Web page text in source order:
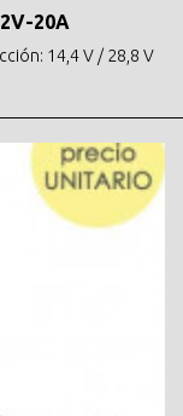
20A
14,4 V / 28,8 V